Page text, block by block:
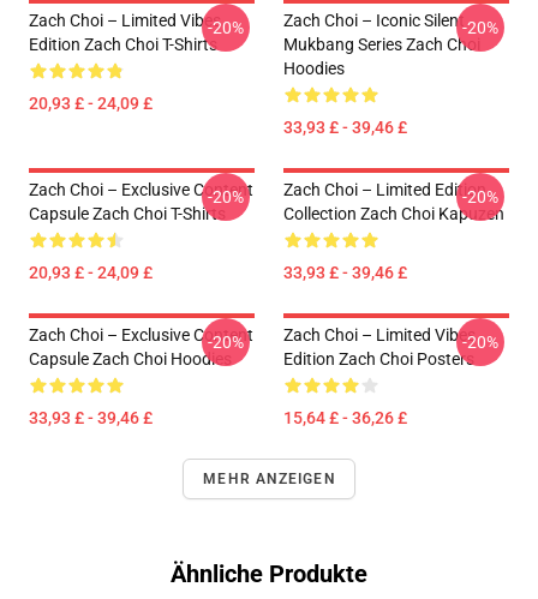
Zach Choi – Limited Vibes
Edition Zach Choi T-Shirts
20,93 £ - 24,09 £
-20%
Zach Choi – Iconic Silent
Mukbang Series Zach Choi
Hoodies
33,93 £ - 39,46 £
-20%
Zach Choi – Exclusive Content
Capsule Zach Choi T-Shirts
20,93 £ - 24,09 £
-20%
Zach Choi – Limited Edition
Collection Zach Choi Kapuzen
33,93 £ - 39,46 £
-20%
Zach Choi – Exclusive Content
Capsule Zach Choi Hoodies
33,93 £ - 39,46 £
-20%
Zach Choi – Limited Vibes
Edition Zach Choi Posters
15,64 £ - 36,26 £
-20%
MEHR ANZEIGEN
Ähnliche Produkte